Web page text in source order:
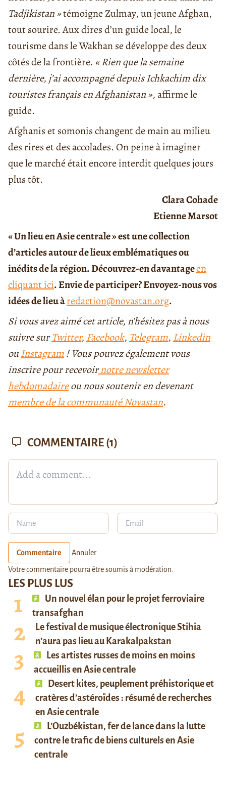
Tadjikistan »témoigne Zulmay, un jeune Afghan,
tout sourire. Aux dires d’un guide local, le
tourisme dans le Wakhan se développe des deux
côtés de la frontière. « Rien que la semaine
dernière, j’ai accompagné depuis Ichkachim dix
touristes français en Afghanistan »,affirme le
guide.
Afghanis et somonis changent de main au milieu
des rires et des accolades. On peine à imaginer
que le marché était encore interdit quelques jours
plus tôt.
Clara Cohade
Etienne Marsot
« Un lieu en Asie centrale » est une collection
d’articles autour de lieux emblématiques ou
inédits de la région. Découvrez-en davantageen
cliquant ici. Envie de participer? Envoyez-nous vos
idées de lieu àredaction@novastan.org.
Si vous avez aimé cet article, n'hésitez pas à nous
suivre surTwitter, Facebook, Telegram, Linkedin
ouInstagram! Vous pouvez également vous
inscrire pour recevoirnotre newsletter
hebdomadaireou nous soutenir en devenant
membre de la communauté Novastan.
LES PLUS LUS
Un nouvel élan pour le projet ferroviaire
transafghan
Le festival de musique électronique Stihia
n’aura pas lieu au Karakalpakstan
Les artistes russes de moins en moins
accueillis en Asie centrale
Desert kites, peuplement préhistorique et
cratères d’astéroïdes : résumé de recherches
en Asie centrale
L’Ouzbékistan, fer de lance dans la lutte
contre le trafic de biens culturels en Asie
centrale
COMMENTAIRE (1)
Commentaire Annuler
Votre commentaire pourra être soumis à modération.